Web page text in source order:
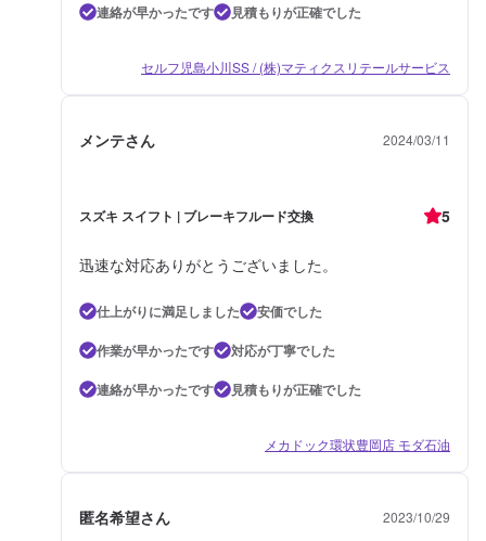
連絡が早かったです
見積もりが正確でした
セルフ児島小川SS / (株)マティクスリテールサービス
メンテさん 2024/03/11
スズキ スイフト | ブレーキフルード交換 5
迅速な対応ありがとうございました。
仕上がりに満足しました
安価でした
作業が早かったです
対応が丁寧でした
連絡が早かったです
見積もりが正確でした
メカドック環状豊岡店 モダ石油
匿名希望さん 2023/10/29